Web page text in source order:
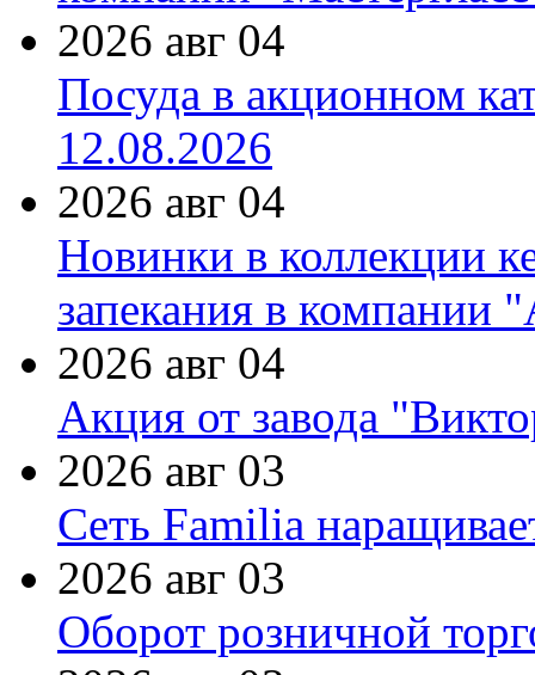
2026 авг 04
Посуда в акционном
12.08.2026
2026 авг 04
Новинки в коллекции
запекания в компании
2026 авг 04
Акция от завода
2026 авг 03
Сеть Familia
2026 авг 03
Оборот розничной